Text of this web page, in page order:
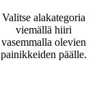
Valitse alakategoria
viemällä hiiri
vasemmalla olevien
painikkeiden päälle.